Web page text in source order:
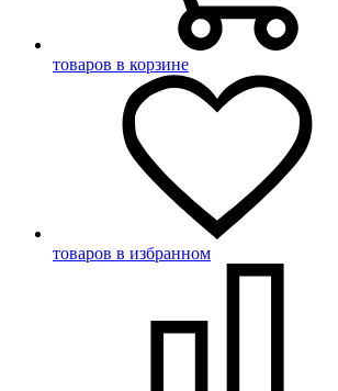
товаров в корзине
товаров в избранном